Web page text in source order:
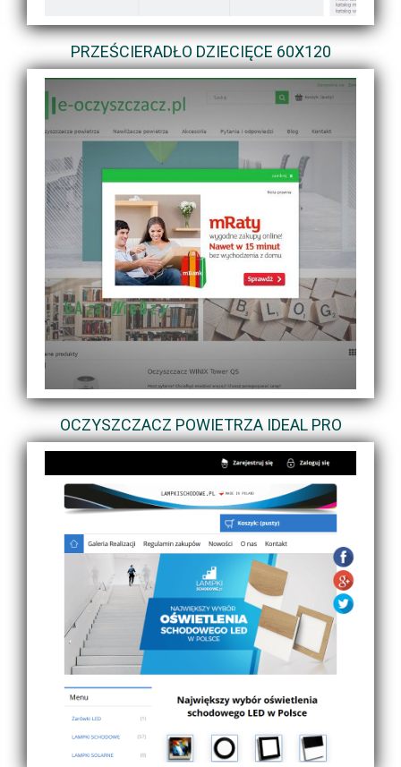
PRZEŚCIERADŁO DZIECIĘCE 60X120
OCZYSZCZACZ POWIETRZA IDEAL PRO